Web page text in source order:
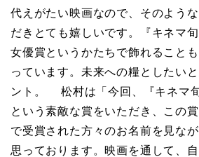
代えがたい映画なので、そのよう
だきとても嬉しいです。『キネマ
女優賞というかたちで飾れること
っています。未来への糧としたい
ント。 松村は「今回、『キネマ
という素敵な賞をいただき、この
で受賞された方々のお名前を見な
思っております。映画を通して、